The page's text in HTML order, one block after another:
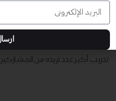
قابلة للتخصيص بالكامل
تدريب أكبر عدد تريده من
تدريب أكبر عدد تريده من